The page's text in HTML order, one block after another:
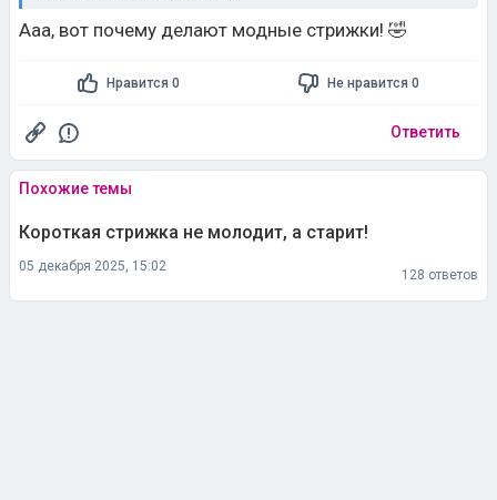
Ааа, вот почему делают модные стрижки! 🤣
Нравится 0 Не нравится 0
Ответить
Похожие темы
Короткая стрижка не молодит, а старит!
05 декабря 2025, 15:02
128 ответов